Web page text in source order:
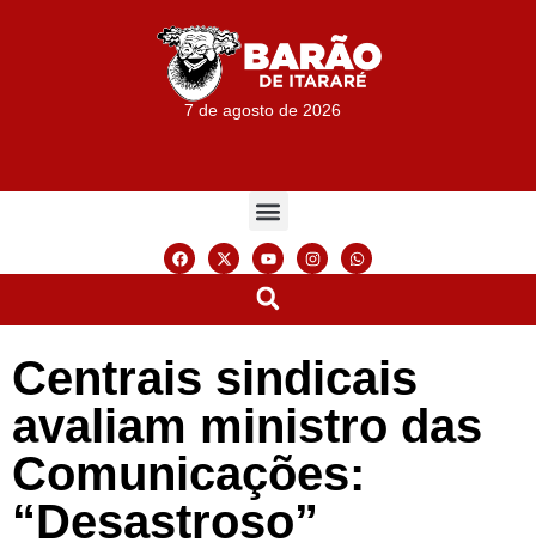
7 de agosto de 2026
Centrais sindicais
avaliam ministro das
Comunicações:
“Desastroso”